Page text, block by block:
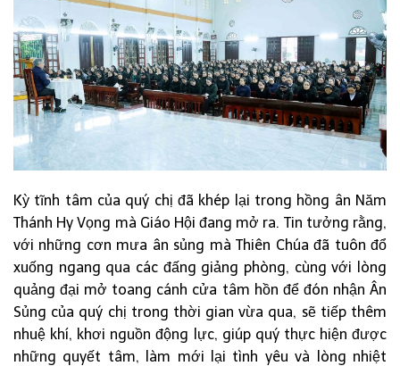
Kỳ tĩnh tâm của quý chị đã khép lại trong hồng ân Năm
Thánh Hy Vọng mà Giáo Hội đang mở ra. Tin tưởng rằng,
với những cơn mưa ân sủng mà Thiên Chúa đã tuôn đổ
xuống ngang qua các đấng giảng phòng, cùng với lòng
quảng đại mở toang cánh cửa tâm hồn để đón nhận Ân
Sủng của quý chị trong thời gian vừa qua, sẽ tiếp thêm
nhuệ khí, khơi nguồn động lực, giúp quý thực hiện được
những quyết tâm, làm mới lại tình yêu và lòng nhiệt